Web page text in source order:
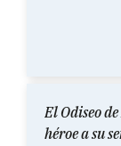
El Odiseo
héroe a su